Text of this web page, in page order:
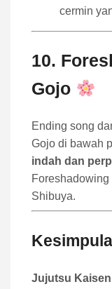
cermin
10.
Gojo
Ending song
Gojo di bawah
indah dan
Shibuya.
Jujutsu Kaisen